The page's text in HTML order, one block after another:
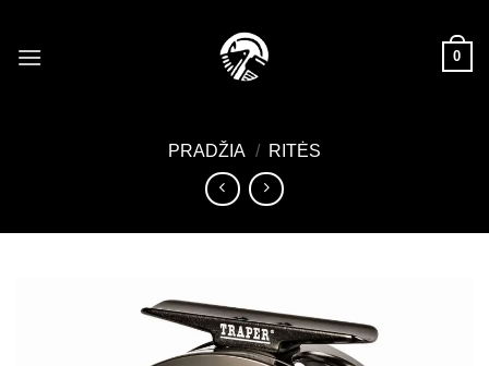
content
0
PRADŽIA / RITĖS